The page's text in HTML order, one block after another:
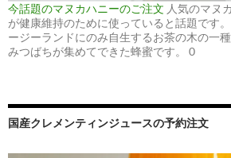
今話題のマヌカハニーのご注文 人気のマヌ
が健康維持のために使っていると話題です
ージーランドにのみ自生するお茶の木の一
みつばちが集めてできた蜂蜜です。 0
国産クレメンティンジュースの予約注文